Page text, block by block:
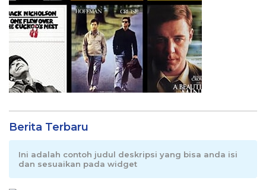
Berita Terbaru
Ini adalah contoh judul deskripsi yang bisa anda isi
dan sesuaikan pada widget